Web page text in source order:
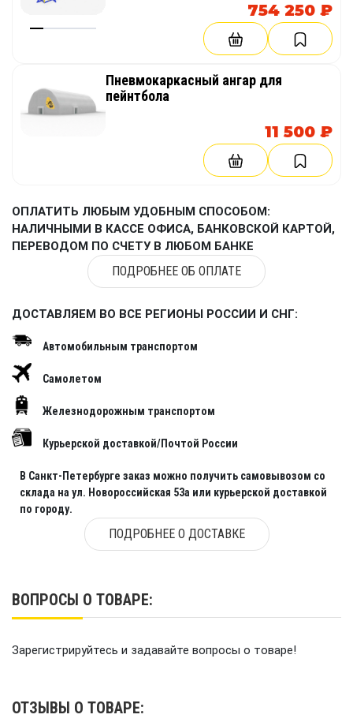
754 250 ₽
Пневмокаркасный ангар для
пейнтбола
11 500 ₽
ОПЛАТИТЬ ЛЮБЫМ УДОБНЫМ СПОСОБОМ:
НАЛИЧНЫМИ В КАССЕ ОФИСА, БАНКОВСКОЙ КАРТОЙ,
ПЕРЕВОДОМ ПО СЧЕТУ В ЛЮБОМ БАНКЕ
ПОДРОБНЕЕ ОБ ОПЛАТЕ
ДОСТАВЛЯЕМ ВО ВСЕ РЕГИОНЫ РОССИИ И СНГ:
Автомобильным транспортом
Самолетом
Железнодорожным транспортом
Курьерской доставкой/Почтой России
В Санкт-Петербурге заказ можно получить самовывозом со
склада на ул. Новороссийская 53а или курьерской доставкой
по городу.
ПОДРОБНЕЕ О ДОСТАВКЕ
ВОПРОСЫ О ТОВАРЕ:
Зарегистрируйтесь и задавайте вопросы о товаре!
ОТЗЫВЫ О ТОВАРЕ: